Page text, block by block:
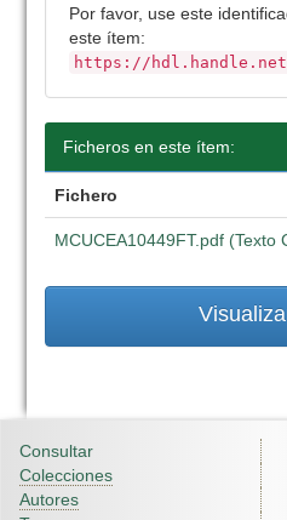
Por favor, use este
este ítem:
https://hdl.handle.net/
Ficheros en este ítem:
Fichero
MCUCEA10449FT.pdf (Texto
Consultar
Colecciones
Autores